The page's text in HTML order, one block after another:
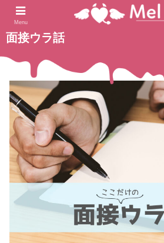
ホーム 未分類
面接ウラ話
Menu